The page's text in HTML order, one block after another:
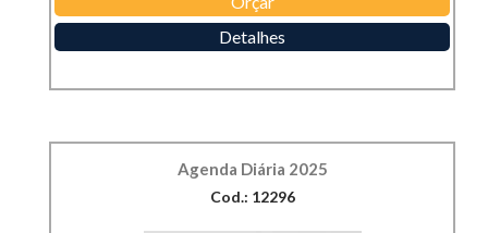
Detalhes
Agenda Diária 2025
Cod.: 12296